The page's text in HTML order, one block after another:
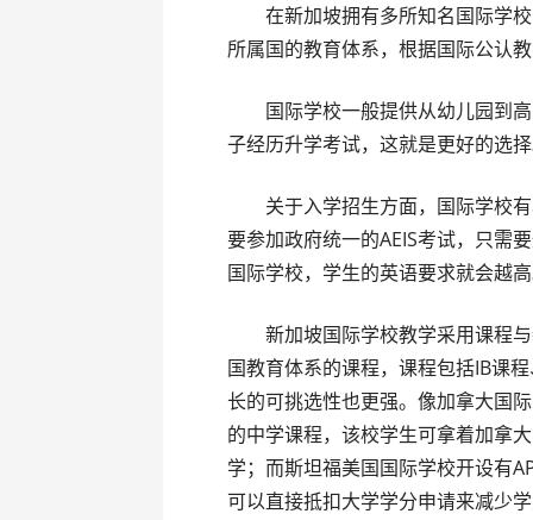
在新加坡拥有多所知名国际学校
所属国的教育体系，根据国际公认
国际学校一般提供从幼儿园到高
子经历升学考试，这就是更好的选
关于入学招生方面，国际学校有
要参加政府统一的AEIS考试，只需
国际学校，学生的英语要求就会越
新加坡国际学校教学采用课程与
国教育体系的课程，课程包括IB课
长的可挑选性也更强。像加拿大国
的中学课程，该校学生可拿着加拿
学；而斯坦福美国国际学校开设有
可以直接抵扣大学学分申请来减少